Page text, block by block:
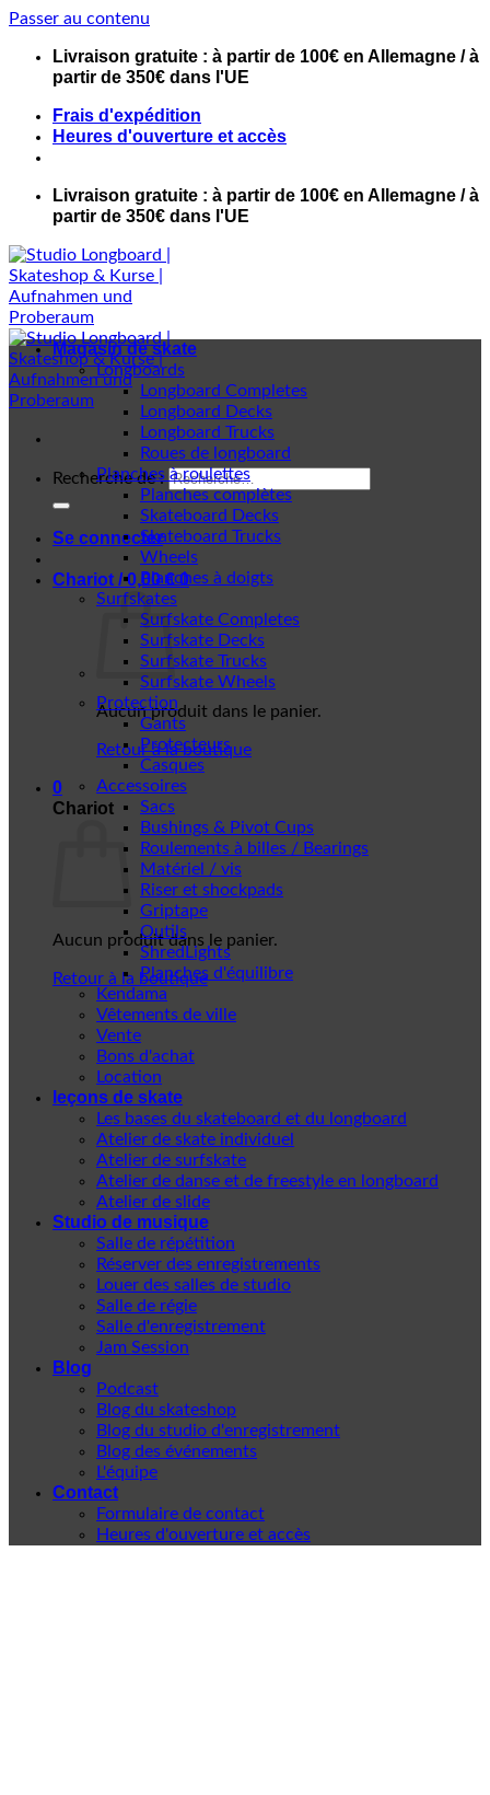
Passer au contenu
Livraison gratuite : à partir de 100€ en Allemagne / à
partir de 350€ dans l'UE
Frais d'expédition
Heures d'ouverture et accès
Livraison gratuite : à partir de 100€ en Allemagne / à
partir de 350€ dans l'UE
Recherche de :
Se connecter
Chariot /0,00€ 0
Aucun produit dans le panier.
Retour à la boutique
0
Chariot
Aucun produit dans le panier.
Retour à la boutique
Magasin de skate
Longboards
Longboard Completes
Longboard Decks
Longboard Trucks
Roues de longboard
Planches à roulettes
Planches complètes
Skateboard Decks
Skateboard Trucks
Wheels
Planches à doigts
Surfskates
Surfskate Completes
Surfskate Decks
Surfskate Trucks
Surfskate Wheels
Protection
Gants
Protecteurs
Casques
Accessoires
Sacs
Bushings & Pivot Cups
Roulements à billes / Bearings
Matériel / vis
Riser et shockpads
Griptape
Outils
ShredLights
Planches d'équilibre
Kendama
Vêtements de ville
Vente
Bons d'achat
Location
leçons de skate
Les bases du skateboard et du longboard
Atelier de skate individuel
Atelier de surfskate
Atelier de danse et de freestyle en longboard
Atelier de slide
Studio de musique
Salle de répétition
Réserver des enregistrements
Louer des salles de studio
Salle de régie
Salle d'enregistrement
Jam Session
Blog
Podcast
Blog du skateshop
Blog du studio d'enregistrement
Blog des événements
L'équipe
Contact
Formulaire de contact
Heures d'ouverture et accès